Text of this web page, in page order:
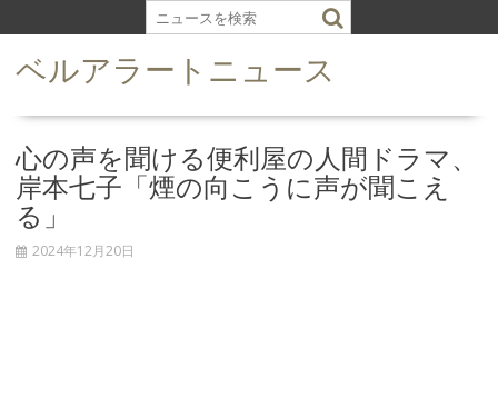
k
ベルアラートニュース
心の声を聞ける便利屋の人間ドラマ、
岸本七子「煙の向こうに声が聞こえ
る」
2024年12月20日